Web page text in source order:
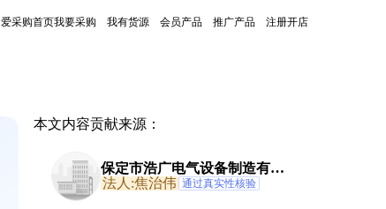
爱采购首页我要采购 我有货源 会员产品 推广产品 注册开店
本文内容贡献来源：
保定市浩广电气设备制造有限
公司
法人:焦治伟 通过真实性核验